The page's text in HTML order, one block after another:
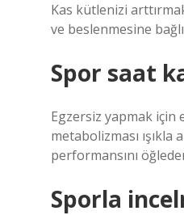
Kas kütlenizi
ve beslenmesine
Spor saat
Egzersiz yapmak için
metabolizması
performansını
Sporla